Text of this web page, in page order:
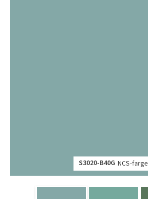
S3020-B40G NCS-farge